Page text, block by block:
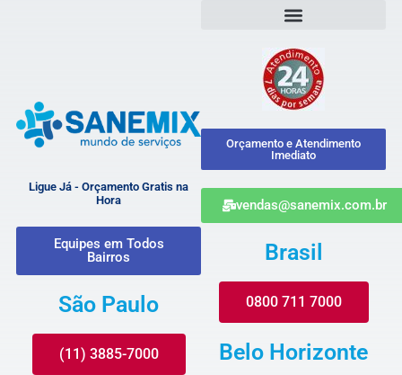
Ligue Já - Orçamento Gratis na
Hora
Equipes em Todos
Bairros
São Paulo
(11) 3885-7000
Orçamento e Atendimento
Imediato
vendas@sanemix.com.br
Brasil
0800 711 7000
Belo Horizonte